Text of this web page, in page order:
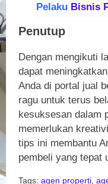
Pelaku Bisnis
Penutup
Dengan mengikuti
dapat
Anda di portal jual
ragu untuk terus
kesuksesan dalam
memerlukan
tips ini membantu
pembeli yang tepat
Tags: agen properti,